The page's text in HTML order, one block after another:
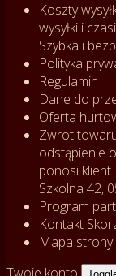
Koszty
wysyłki i
Szybka i
Polityka
Regulamin
Dane do
Oferta
Zwrot
odstąpienie
ponosi
Szkolna 42,
Program
Kontakt
Mapa strony